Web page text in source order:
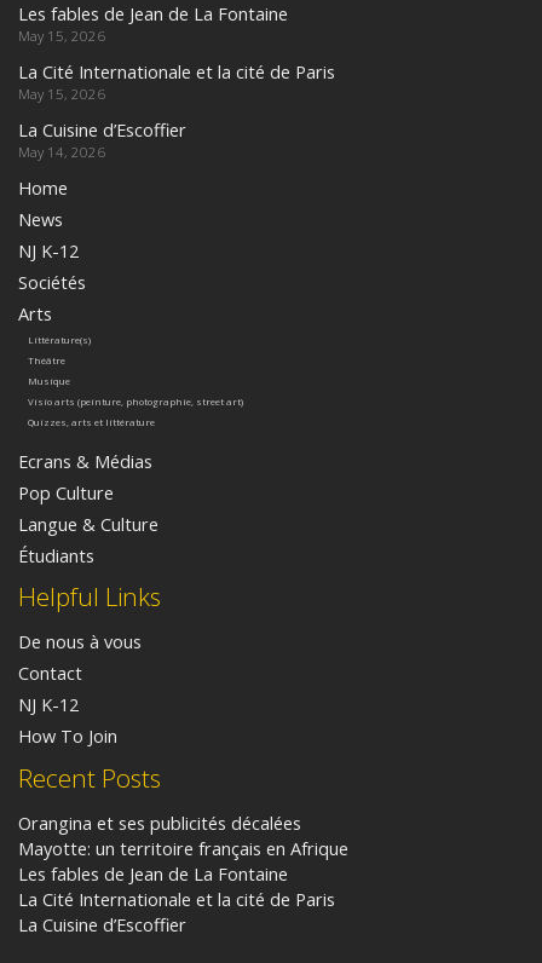
Helpful Links
De nous à vous
Contact
NJ K-12
How To Join
Recent Posts
Orangina et ses publicités décalées
Mayotte: un territoire français en Afrique
Les fables de Jean de La Fontaine
La Cité Internationale et la cité de Paris
La Cuisine d’Escoffier
Les fables de Jean de La Fontaine
May 15, 2026
La Cité Internationale et la cité de Paris
May 15, 2026
La Cuisine d’Escoffier
May 14, 2026
Home
News
NJ K-12
Sociétés
Arts
Littérature(s)
Théâtre
Musique
Visio arts (peinture, photographie, street art)
Quizzes, arts et littérature
Ecrans & Médias
Pop Culture
Langue & Culture
Étudiants